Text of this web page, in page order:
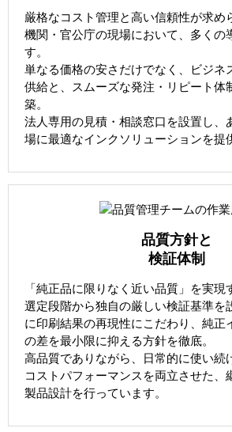
厳格なコスト管理と高い信頼性が求め
機関・官公庁の現場において、多くの
す。
単なる価格の安さだけでなく、ビジネ
供給と、スムーズな発注・リピート体
築。
法人専用の見積・相談窓口を設置し、
場に最適なインクソリューションを提
品質方針と
検証体制
「純正品に限りなく近い品質」を実
選定段階から独自の厳しい検証基準を
に印刷結果の再現性にこだわり、純正
の差を最小限に抑える方針を徹底。
高品質でありながら、日常的に使い続
コストパフォーマンスを両立させた、
製品設計を行っています。